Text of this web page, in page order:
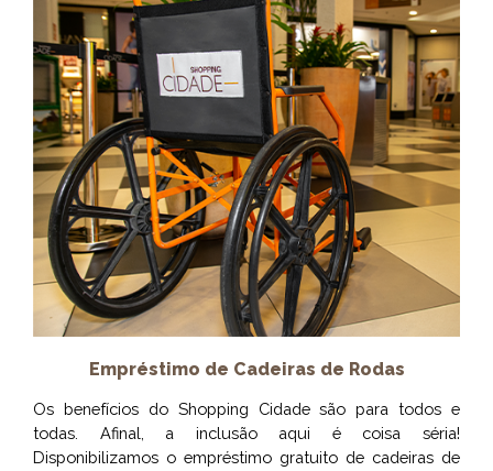
Empréstimo de Cadeiras de Rodas
Os benefícios do Shopping Cidade são para todos e
todas. Afinal, a inclusão aqui é coisa séria!
Disponibilizamos o empréstimo gratuito de cadeiras de